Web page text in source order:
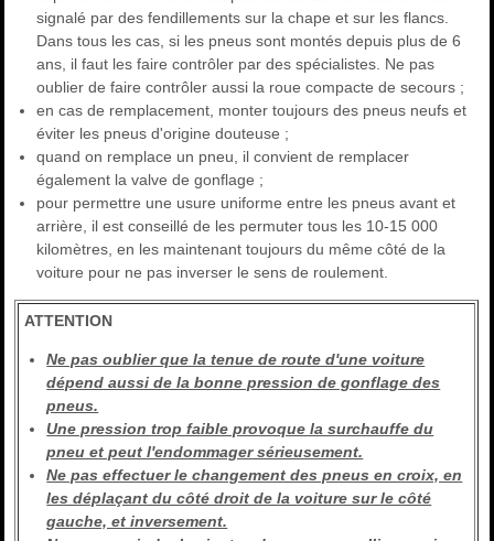
signalé par des fendillements sur la chape et sur les flancs.
Dans tous les cas, si les pneus sont montés depuis plus de 6
ans, il faut les faire contrôler par des spécialistes. Ne pas
oublier de faire contrôler aussi la roue compacte de secours ;
en cas de remplacement, monter toujours des pneus neufs et
éviter les pneus d'origine douteuse ;
quand on remplace un pneu, il convient de remplacer
également la valve de gonflage ;
pour permettre une usure uniforme entre les pneus avant et
arrière, il est conseillé de les permuter tous les 10-15 000
kilomètres, en les maintenant toujours du même côté de la
voiture pour ne pas inverser le sens de roulement.
ATTENTION
Ne pas oublier que la tenue de route d'une voiture
dépend aussi de la bonne pression de gonflage des
pneus.
Une pression trop faible provoque la surchauffe du
pneu et peut l'endommager sérieusement.
Ne pas effectuer le changement des pneus en croix, en
les déplaçant du côté droit de la voiture sur le côté
gauche, et inversement.